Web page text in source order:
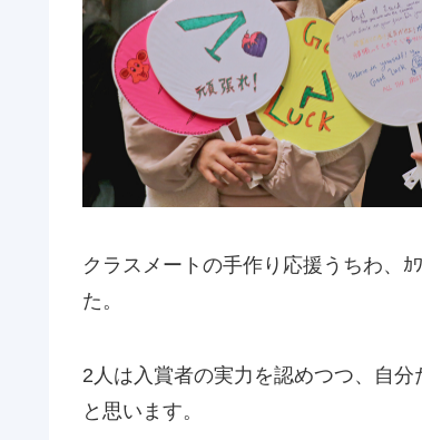
クラスメートの手作り応援うちわ、
た。
2人は入賞者の実力を認めつつ、自
と思います。